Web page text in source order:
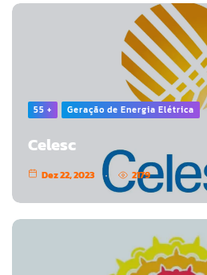
55 + Geração de Energia Elétrica
Celesc
Dez 22, 2023 2179